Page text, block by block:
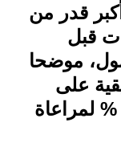
قدر من
قبل
موضحا
على
خدمات المحمول بنسبة 50 % لمراعاة